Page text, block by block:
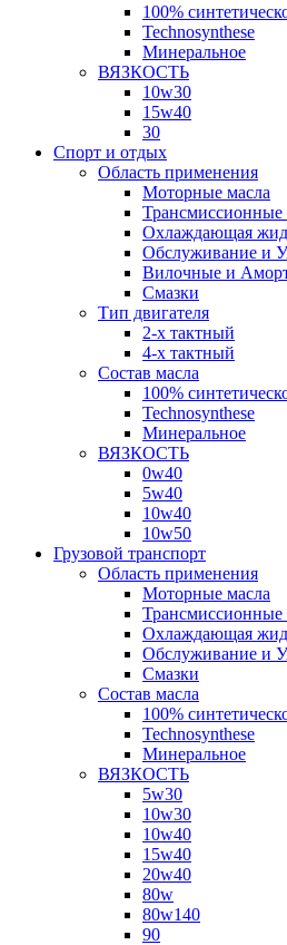
100%
Technosynthese
Минеральное
ВЯЗКОСТЬ
10w30
15w40
30
Спорт и отдых
Область применения
Моторные масла
Трансмиссионные
Охлаждающая
Обслуживание и
Вилочные и
Смазки
Тип двигателя
2-х тактный
4-х тактный
Состав масла
100%
Technosynthese
Минеральное
ВЯЗКОСТЬ
0w40
5w40
10w40
10w50
Грузовой транспорт
Область применения
Моторные масла
Трансмиссионные
Охлаждающая
Обслуживание и
Смазки
Состав масла
100%
Technosynthese
Минеральное
ВЯЗКОСТЬ
5w30
10w30
10w40
15w40
20w40
80w
80w140
90